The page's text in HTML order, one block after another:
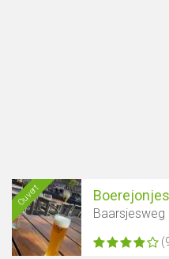
Ouvert Boerejonjes